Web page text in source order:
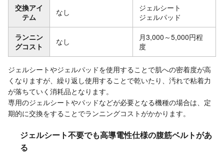
交換アイ
テム
なし
ジェルシート
ジェルパッド
ランニン
グコスト
なし
月3,000～5,000円程
度
ジェルシートやジェルパッドを使用することで肌への密着度が高
くなりますが、繰り返し使用することで乾いたり、汚れで粘着力
が落ちていく消耗品となります。
専用のジェルシートやパッドなどが必要となる機種の場合は、定
期的に交換をすることでランニングコストがかかります。
ジェルシート不要でも高導電性仕様の腹筋ベルトがあ
る